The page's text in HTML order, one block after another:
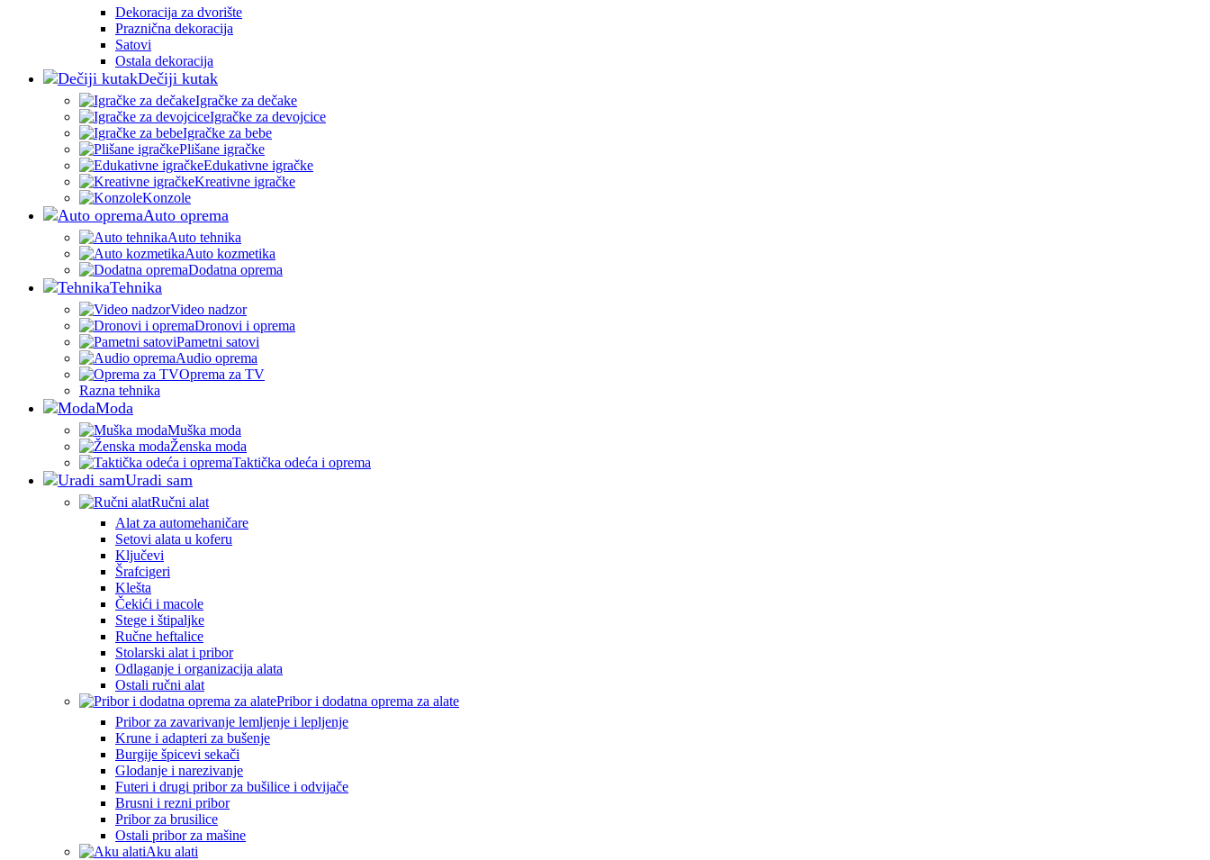
Dekoracija za dvorište
Praznična dekoracija
Satovi
Ostala dekoracija
Dečiji kutak
Igračke za dečake
Igračke za devojcice
Igračke za bebe
Plišane igračke
Edukativne igračke
Kreativne igračke
Konzole
Auto oprema
Auto tehnika
Auto kozmetika
Dodatna oprema
Tehnika
Video nadzor
Dronovi i oprema
Pametni satovi
Audio oprema
Oprema za TV
Razna tehnika
Moda
Muška moda
Ženska moda
Taktička odeća i oprema
Uradi sam
Ručni alat
Alat za automehaničare
Setovi alata u koferu
Ključevi
Šrafcigeri
Klešta
Čekići i macole
Stege i štipaljke
Ručne heftalice
Stolarski alat i pribor
Odlaganje i organizacija alata
Ostali ručni alat
Pribor i dodatna oprema za alate
Pribor za zavarivanje lemljenje i lepljenje
Krune i adapteri za bušenje
Burgije špicevi sekači
Glodanje i narezivanje
Futeri i drugi pribor za bušilice i odvijače
Brusni i rezni pribor
Pribor za brusilice
Ostali pribor za mašine
Aku alati